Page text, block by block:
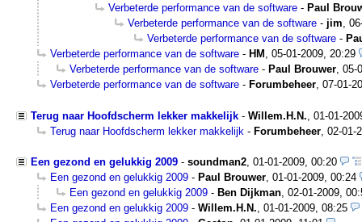
Verbeterde performance van de software - Paul
Verbeterde performance van de software - jim
Verbeterde performance van de software -
Verbeterde performance van de software - HM
05-01-2009, 20:29
Verbeterde performance van de software - Paul Brouwer 05-
Verbeterde performance van de software - Forumbeheer 07-01-
Terug naar Hoofdscherm lekker makkelijk - Willem.H.N. 01-01-
Terug naar Hoofdscherm lekker makkelijk - Forumbeheer 02-01-
Een gezond en gelukkig 2009 - soundman2, 01-01-2009, 00:20
Een gezond en gelukkig 2009 - Paul Brouwer, 01-01-2009, 00:24
Een gezond en gelukkig 2009 - Ben Dijkman, 02-01-2009,
Een gezond en gelukkig 2009 - Willem.H.N., 01-01-2009, 08:25